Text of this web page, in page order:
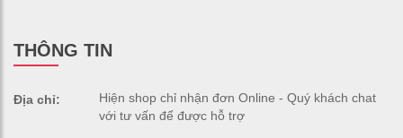
THÔNG TIN
Địa chỉ:
Hiện shop chỉ nhận đơn Online - Quý khách chat
với tư vấn để được hỗ trợ